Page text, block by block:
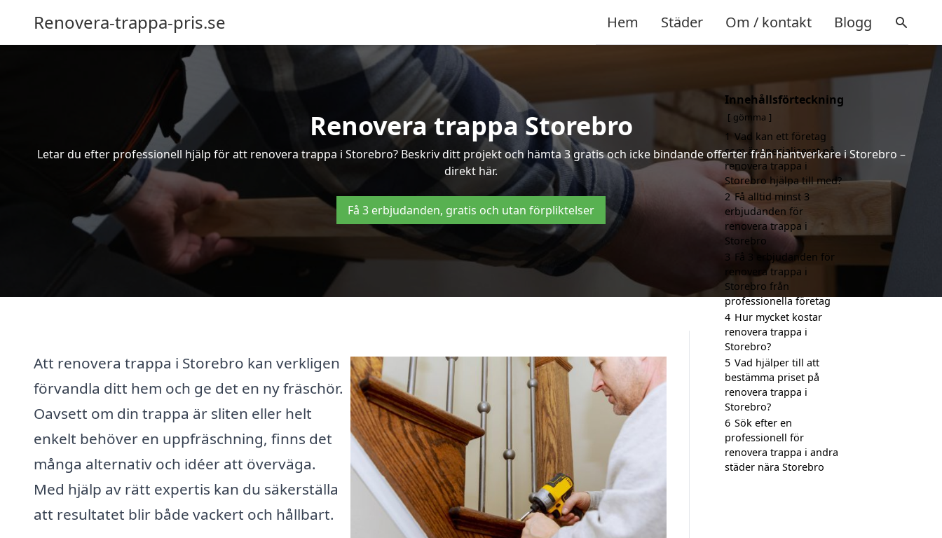
Renovera-trappa-pris.se Hem Städer Om / kontakt Blogg
Renovera trappa Storebro
Letar du efter professionell hjälp för att renovera trappa i Storebro? Beskriv ditt projekt och hämta 3 gratis och icke bindande offerter från hantverkare i Storebro –
direkt här.
Få 3 erbjudanden, gratis och utan förpliktelser
Att renovera trappa i Storebro kan verkligen
förvandla ditt hem och ge det en ny fräschör.
Oavsett om din trappa är sliten eller helt
enkelt behöver en uppfräschning, finns det
många alternativ och idéer att överväga.
Med hjälp av rätt expertis kan du säkerställa
att resultatet blir både vackert och hållbart.
Innehållsförteckning
gömma
1 Vad kan ett företag
som är specialiserat på
renovera trappa i
Storebro hjälpa till med?
2 Få alltid minst 3
erbjudanden för
renovera trappa i
Storebro
3 Få 3 erbjudanden för
renovera trappa i
Storebro från
professionella företag
4 Hur mycket kostar
renovera trappa i
Storebro?
5 Vad hjälper till att
bestämma priset på
renovera trappa i
Storebro?
6 Sök efter en
professionell för
renovera trappa i andra
städer nära Storebro